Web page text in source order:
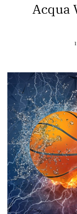
Acqua